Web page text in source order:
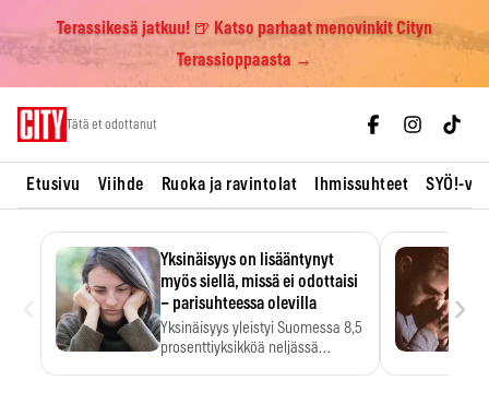
Terassikesä jatkuu! 🍺 Katso parhaat menovinkit Cityn
Terassioppaasta →
Tätä et odottanut
Etusivu Viihde Ruoka ja ravintolat Ihmissuhteet SYÖ!-
Yksinäisyys on lisääntynyt
myös siellä, missä ei odottaisi
– parisuhteessa olevilla
Yksinäisyys yleistyi Suomessa 8,5
prosenttiyksikköä neljässä
›